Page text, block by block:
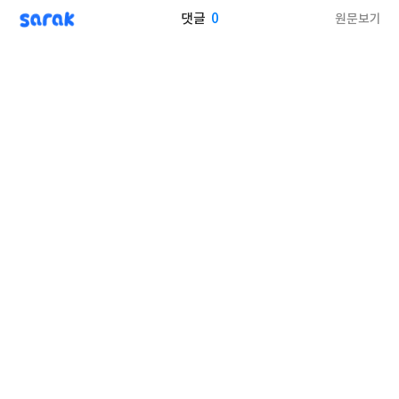
sarak 댓글 0 원문보기